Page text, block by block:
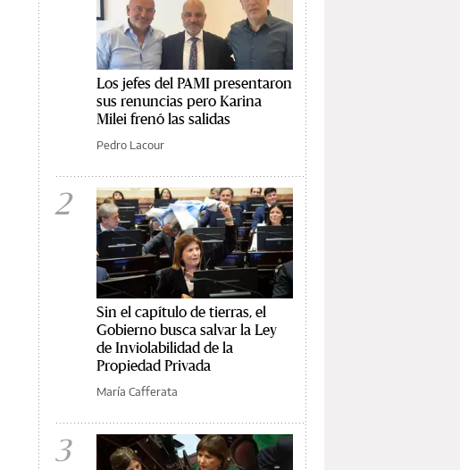
Los jefes del PAMI presentaron
sus renuncias pero Karina
Milei frenó las salidas
Pedro Lacour
2
Sin el capítulo de tierras, el
Gobierno busca salvar la Ley
de Inviolabilidad de la
Propiedad Privada
María Cafferata
3